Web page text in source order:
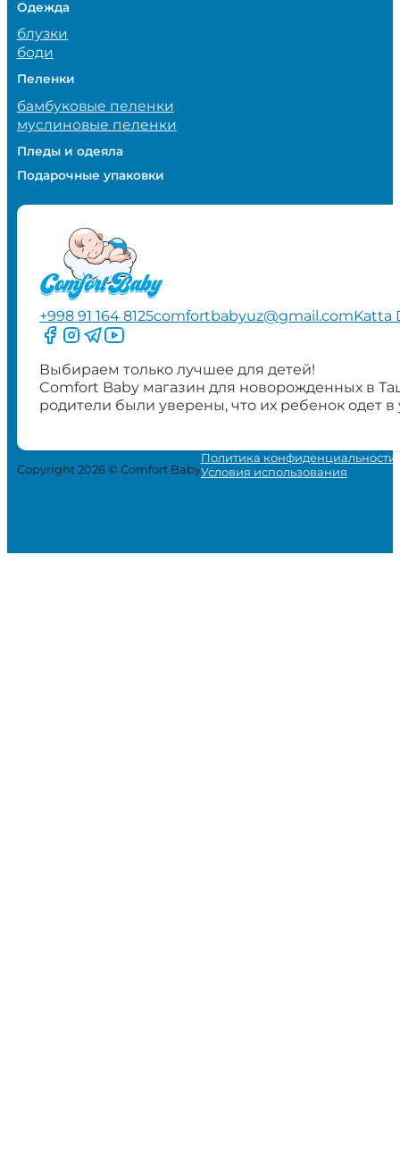
Одежда
блузки
боди
Пеленки
бамбуковые пеленки
муслиновые пеленки
Пледы и одеяла
Подарочные упаковки
+998 91 164 8125comfortbabyuz@gmail.comKatta
Следите за нами на Facebook
Следите за нами в Instagram
Следите за нами в Telegram
Следите за нами в YouTube
Выбираем только лучшее для детей!
Comfort Baby магазин для новорожденных в
родители были уверены, что их ребенок одет
Copyright 2026 © Comfort Baby
Политика конфиденциальности
Условия использования